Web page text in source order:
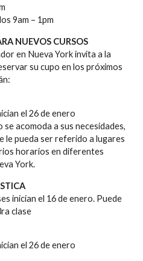
9am – 1pm
NUEVOS CURSOS
en Nueva York invita a la
su cupo en los próximos
el 26 de enero
acomoda a sus necesidades,
le pueda ser referido a lugares
horarios en diferentes
York.
inician el 16 de enero. Puede
clase
el 26 de enero